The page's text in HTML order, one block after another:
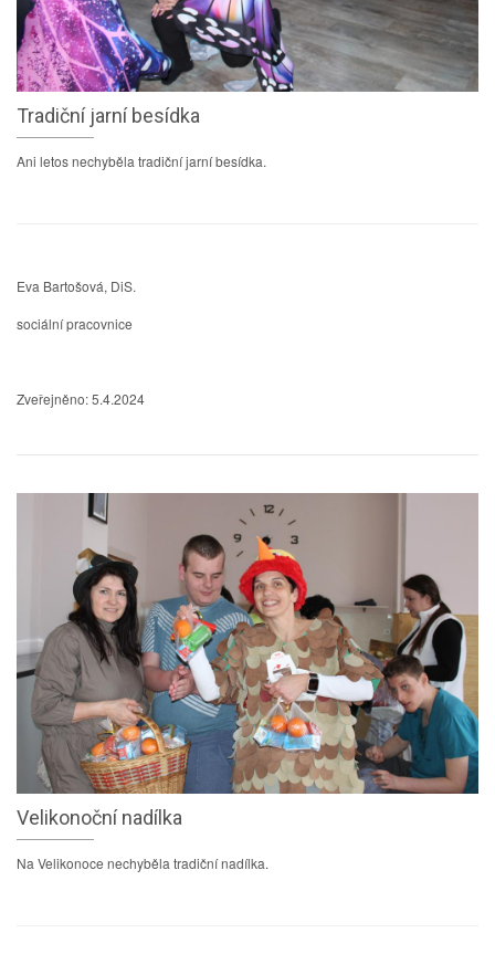
Tradiční jarní besídka
Ani letos nechyběla tradiční jarní besídka.
Eva Bartošová, DiS.
sociální pracovnice
Zveřejněno: 5.4.2024
Velikonoční nadílka
Na Velikonoce nechyběla tradiční nadílka.